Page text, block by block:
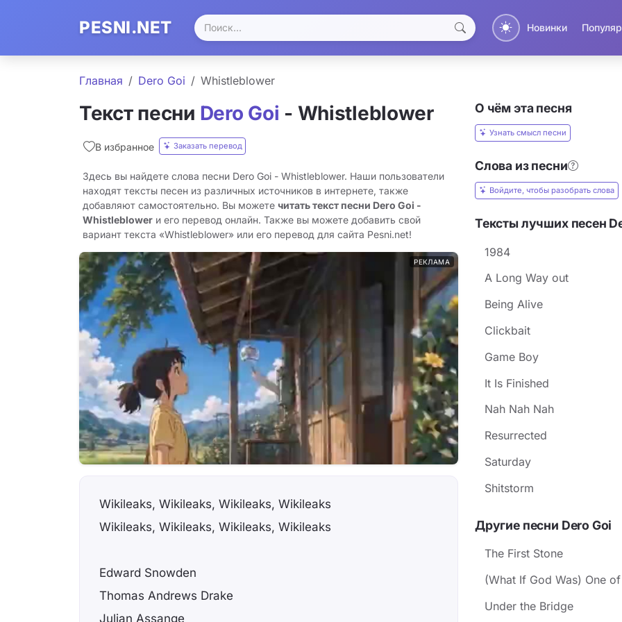
PESNI.NET Новинки
Главная Dero Goi Whistleblower
Текст песни Dero Goi - Whistleblower
В избранное Заказать перевод
Здесь вы найдете слова песни Dero Goi - Whistleblower. Наши пользователи
находят тексты песен из различных источников в интернете, также
добавляют самостоятельно. Вы можете читать текст песни Dero Goi -
Whistleblower и его перевод онлайн. Также вы можете добавить свой
вариант текста «Whistleblower» или его перевод для сайта Pesni.net!
РЕКЛАМА
Wikileaks, Wikileaks, Wikileaks, Wikileaks
Wikileaks, Wikileaks, Wikileaks, Wikileaks
Edward Snowden
Thomas Andrews Drake
Julian Assange
О чём эта песня
Узнать смысл песни
Слова из песни
Войдите, чтобы разобрать слова
Тексты лучших песен
1984
A Long Way out
Being Alive
Clickbait
Game Boy
It Is Finished
Nah Nah Nah
Resurrected
Saturday
Shitstorm
Другие песни Dero Goi
The First Stone
(What If God Was) One
Under the Bridge